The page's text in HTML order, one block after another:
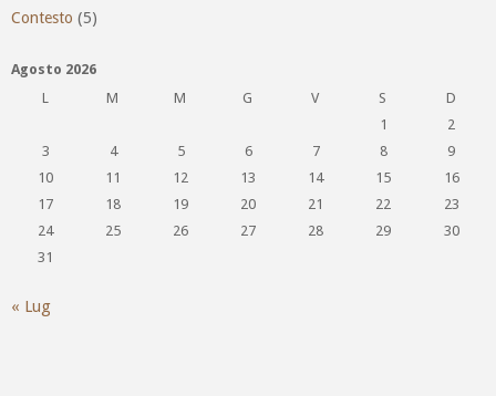
Contesto (5)
Agosto 2026
L
M M G V S
D
1
2
3
4 5 6 7 8
9
10
11 12 13 14 15
16
17
18 19 20 21 22
23
24
25 26 27 28 29
30
31
« Lug